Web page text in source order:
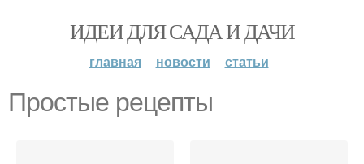
ИДЕИ ДЛЯ САДА И ДАЧИ
главная новости статьи
Простые рецепты